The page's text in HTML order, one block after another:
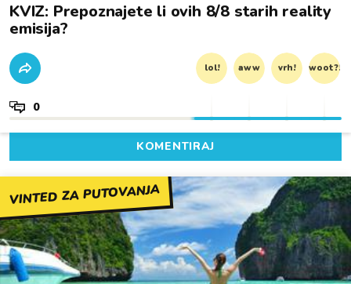
KVIZ: Prepoznajete li ovih 8/8 starih reality
emisija?
lol! aww vrh! woot?!
0
KOMENTIRAJ
VINTED ZA PUTOVANJA